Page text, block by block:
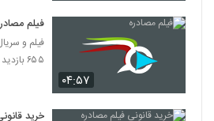
۰۴:۵۷
فیلم
فیلم و
۶۵۵ بازدید
خرید